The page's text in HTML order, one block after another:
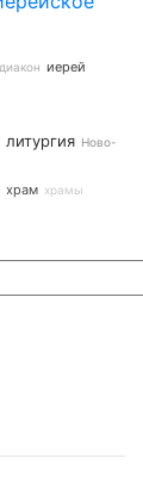
диакон иерей
литургия Ново-
храм храмы